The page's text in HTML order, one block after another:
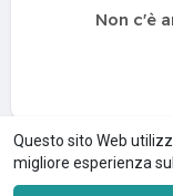
Questo sito Web
migliore esperienza
Non c'è